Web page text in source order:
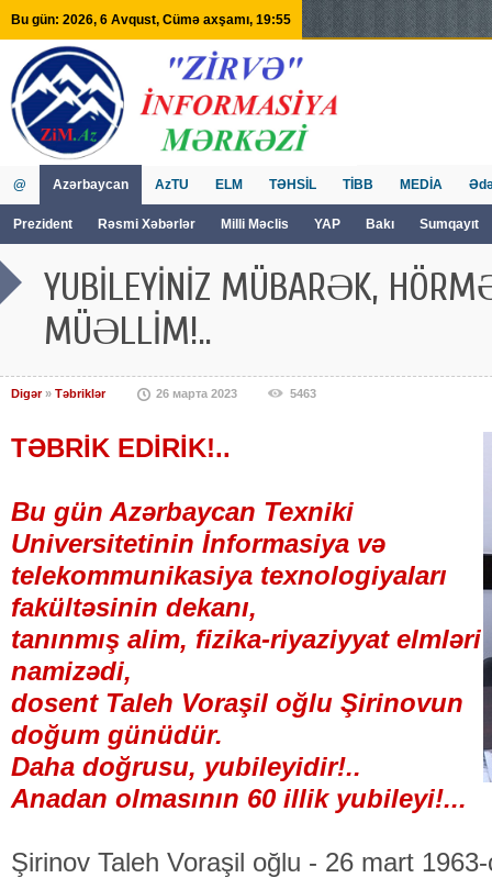
Bu gün: 2026, 6 Avqust, Cümə axşamı, 19:55
@ Azərbaycan
Prezident Rəsmi Xəbərlər Milli Məclis YAP Bakı Sumqayıt
AzTU ELM TƏHSİL TİBB MEDİA
YUBİLEYİNİZ MÜBARƏK,
MÜƏLLİM!..
Digər» Təbriklər 26 марта 2023 5463
TƏBRİK EDİRİK!..
Bu gün Azərbaycan Texniki
Universitetinin İnformasiya və
telekommunikasiya texnologiyaları
fakültəsinin dekanı,
tanınmış alim, fizika-riyaziyyat elmləri
namizədi,
dosent Taleh Voraşil oğlu Şirinovun
doğum günüdür.
Daha doğrusu, yubileyidir!..
Anadan olmasının 60 illik yubileyi!...
Şirinov Taleh Voraşil oğlu - 26 mart